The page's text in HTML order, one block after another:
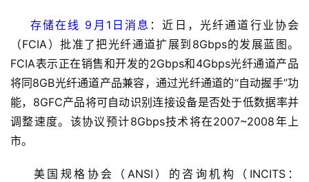
存储在线 9月1日消息 ：近日，光纤通道行业协会
（FCIA）批准了把光纤通道扩展到8Gbps的发展蓝图。
FCIA表示正在销售和开发的2Gbps和4Gbps光纤通道产品
将同8GB光纤通道产品兼容，通过光纤通道的“自动握手”功
能，8GFC产品将可自动识别连接设备是否处于低数据率并
调整速度。该协议预计8Gbps技术将在2007~2008年上
市。
美国规格协会（ANSI）的咨询机构（INCITS：